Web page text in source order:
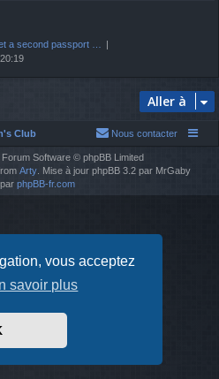
vous acceptez
savoir plus
a second passport …
Aller à
Club Nous contacter
Software © phpBB Limited
Arty . Mise à jour phpBB 3.2 par MrGaby
phpBB-fr.com